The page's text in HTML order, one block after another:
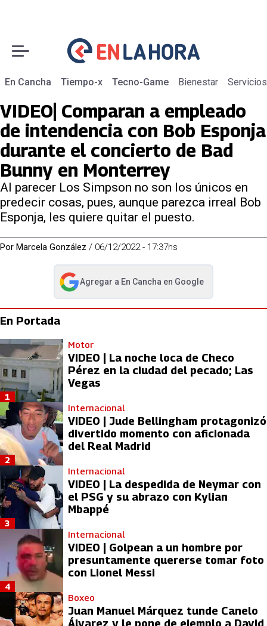
En Cancha Tiempo-x Tecno-Game Bienestar Servicios
VIDEO| Comparan a empleado
de intendencia con Bob Esponja
durante el concierto de Bad
Bunny en Monterrey
Al parecer Los Simpson no son los únicos en
predecir cosas, pues, aunque parezca irreal Bob
Esponja, les quiere quitar el puesto.
Por Marcela González / 06/12/2022 - 17:37hs
Agregar a En Cancha en Google
abre en nueva pestaña
En Portada
Motor
VIDEO | La noche loca de Checo
Pérez en la ciudad del pecado; Las
Vegas
1
Internacional
VIDEO | Jude Bellingham protagonizó
divertido momento con aficionada
del Real Madrid
2
Internacional
VIDEO | La despedida de Neymar con
el PSG y su abrazo con Kylian
Mbappé
3
Internacional
VIDEO | Golpean a un hombre por
presuntamente quererse tomar foto
con Lionel Messi
4
Boxeo
Juan Manuel Márquez tunde Canelo
Álvarez y le pone de ejemplo a David